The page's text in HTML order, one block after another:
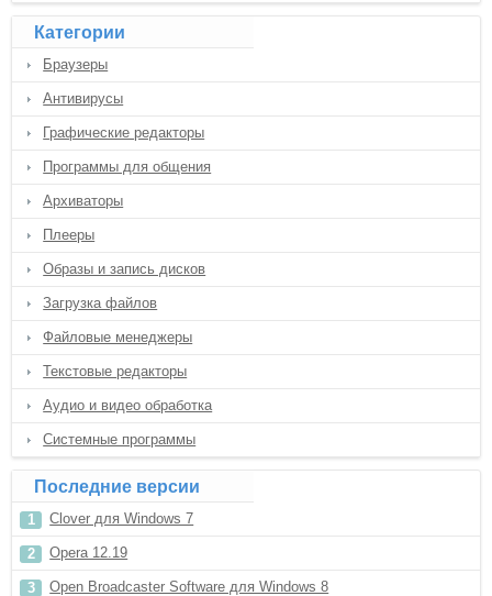
Категории
Браузеры
Антивирусы
Графические редакторы
Программы для общения
Архиваторы
Плееры
Образы и запись дисков
Загрузка файлов
Файловые менеджеры
Текстовые редакторы
Аудио и видео обработка
Системные программы
Последние версии
Clover для Windows 7
Opera 12.19
Open Broadcaster Software для Windows 8